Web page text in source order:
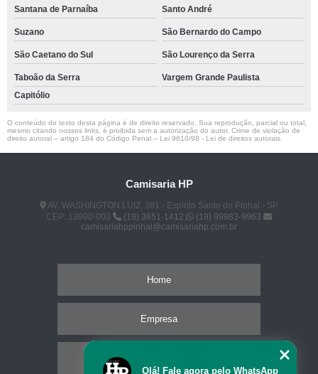
Santana de Parnaíba Santo André
Suzano São Bernardo do Campo
São Caetano do Sul São Lourenço da Serra
Taboão da Serra
Vargem Grande Paulista
Capitólio
O conteúdo do texto desta página é de direito reservado. Sua reprodução, parcial ou total,
mesmo citando nossos links, é proibida sem a autorização do autor. Crime de violação de
direito autoral – artigo 184 do Código Penal – Lei 9610/98 - Lei de direitos autorais
Camisaria HP
AV. WASHINGTON LUIZ, 381 - Espírito Santo do Pinhal - SP
CEP: 13990-000
(19) 3651-1412
(19) 99983-9963
camisariahppinhal@camisariahp.com.br
Home
Empresa
Olá! Fale agora pelo WhatsApp